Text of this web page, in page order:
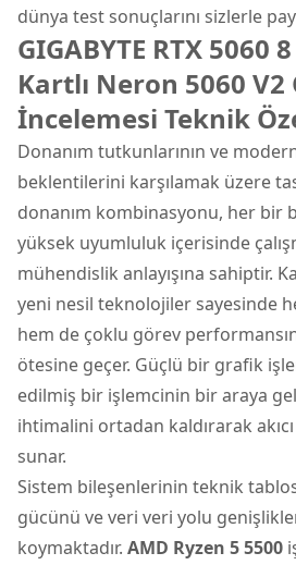
dünya test sonuçlarını sizlerle
GIGABYTE RTX 5060
Kartlı Neron 5060 V2
İncelemesi Teknik
Donanım tutkunlarının ve
beklentilerini karşılamak üzere
donanım kombinasyonu, her bir
yüksek uyumluluk içerisinde
mühendislik anlayışına sahiptir.
yeni nesil teknolojiler sayesinde
hem de çoklu görev
ötesine geçer. Güçlü bir grafik
edilmiş bir işlemcinin bir araya
ihtimalini ortadan kaldırarak
sunar.
Sistem bileşenlerinin teknik
gücünü ve veri veri yolu
koymaktadır. AMD Ryzen 5 5500